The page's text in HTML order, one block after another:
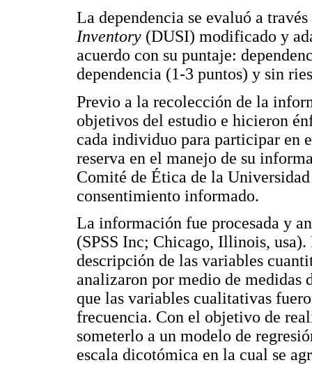
La dependencia se evaluó a
Inventory (DUSI) modificado y
acuerdo con su puntaje:
dependencia (1-3 puntos) y sin
Previo a la recolección de la
objetivos del estudio e hicieron
cada individuo para participar en
reserva en el manejo de su
Comité de Ética de la
consentimiento informado.
La información fue procesada y
(SPSS Inc; Chicago, Illinois,
descripción de las variables
analizaron por medio de medidas
que las variables cualitativas
frecuencia. Con el objetivo de
someterlo a un modelo de
escala dicotómica en la cual se